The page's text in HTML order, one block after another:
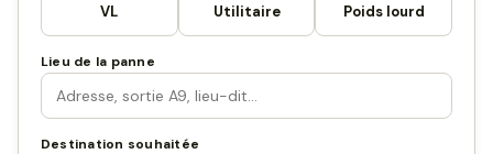
VL Utilitaire Poids lourd
Lieu de la panne
Destination souhaitée